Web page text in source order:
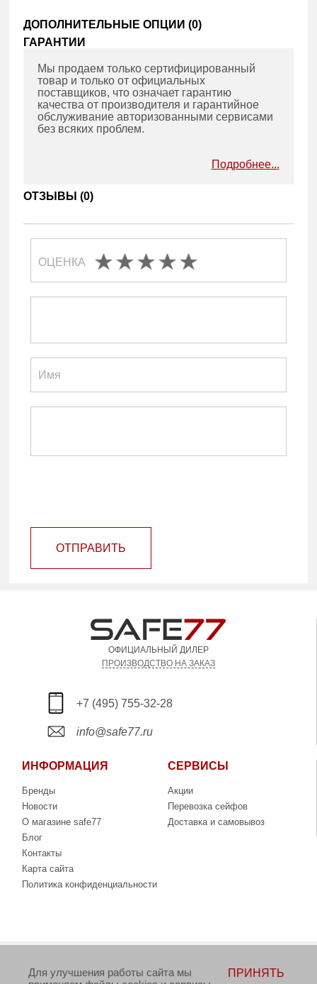
ДОПОЛНИТЕЛЬНЫЕ ОПЦИИ (0)
ГАРАНТИИ
Мы продаем только сертифицированный
товар и только от официальных
поставщиков, что означает гарантию
качества от производителя и гарантийное
обслуживание авторизованными сервисами
без всяких проблем.
Подробнее...
ОТЗЫВЫ (0)
ОЦЕНКА
ОТПРАВИТЬ
ОФИЦИАЛЬНЫЙ ДИЛЕР
ПРОИЗВОДСТВО НА ЗАКАЗ
+7 (495) 755-32-28
info@safe77.ru
ИНФОРМАЦИЯ
Бренды
Новости
О магазине safe77
Блог
Контакты
Карта сайта
Политика конфиденциальности
СЕРВИСЫ
Акции
Перевозка сейфов
Доставка и самовывоз
Copyright © 2006-2026. Интернет-магазин сейфов
www.safe77.ru
Для улучшения работы сайта мы
ПРИНЯТЬ